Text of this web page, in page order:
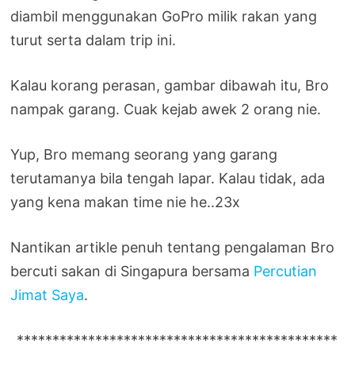
diambil menggunakan GoPro milik rakan yang
turut serta dalam trip ini.
Kalau korang perasan, gambar dibawah itu, Bro
nampak garang. Cuak kejab awek 2 orang nie.
Yup, Bro memang seorang yang garang
terutamanya bila tengah lapar. Kalau tidak, ada
yang kena makan time nie he..23x
Nantikan artikle penuh tentang pengalaman Bro
bercuti sakan di Singapura bersama Percutian
Jimat Saya.
*********************************************